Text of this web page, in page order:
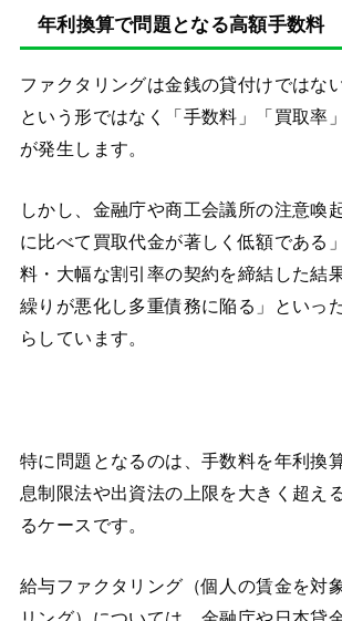
年利換算で問題となる高額手数料
ファクタリングは金銭の貸付けではな
という形ではなく「手数料」「買取率
が発生します。
しかし、金融庁や商工会議所の注意喚
に比べて買取代金が著しく低額である
料・大幅な割引率の契約を締結した結
繰りが悪化し多重債務に陥る」といっ
らしています。
特に問題となるのは、手数料を年利換
息制限法や出資法の上限を大きく超え
るケースです。
給与ファクタリング（個人の賃金を対